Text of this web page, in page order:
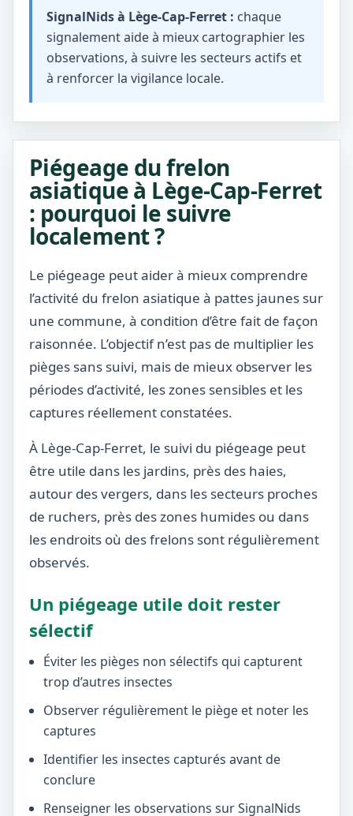
SignalNids à Lège-Cap-Ferret : chaque
signalement aide à mieux cartographier les
observations, à suivre les secteurs actifs et
à renforcer la vigilance locale.
Piégeage du frelon
asiatique à Lège-Cap-Ferret
: pourquoi le suivre
localement ?
Le piégeage peut aider à mieux comprendre
l’activité du frelon asiatique à pattes jaunes sur
une commune, à condition d’être fait de façon
raisonnée. L’objectif n’est pas de multiplier les
pièges sans suivi, mais de mieux observer les
périodes d’activité, les zones sensibles et les
captures réellement constatées.
À Lège-Cap-Ferret, le suivi du piégeage peut
être utile dans les jardins, près des haies,
autour des vergers, dans les secteurs proches
de ruchers, près des zones humides ou dans
les endroits où des frelons sont régulièrement
observés.
Un piégeage utile doit rester
sélectif
Éviter les pièges non sélectifs qui capturent
trop d’autres insectes
Observer régulièrement le piège et noter les
captures
Identifier les insectes capturés avant de
conclure
Renseigner les observations sur SignalNids